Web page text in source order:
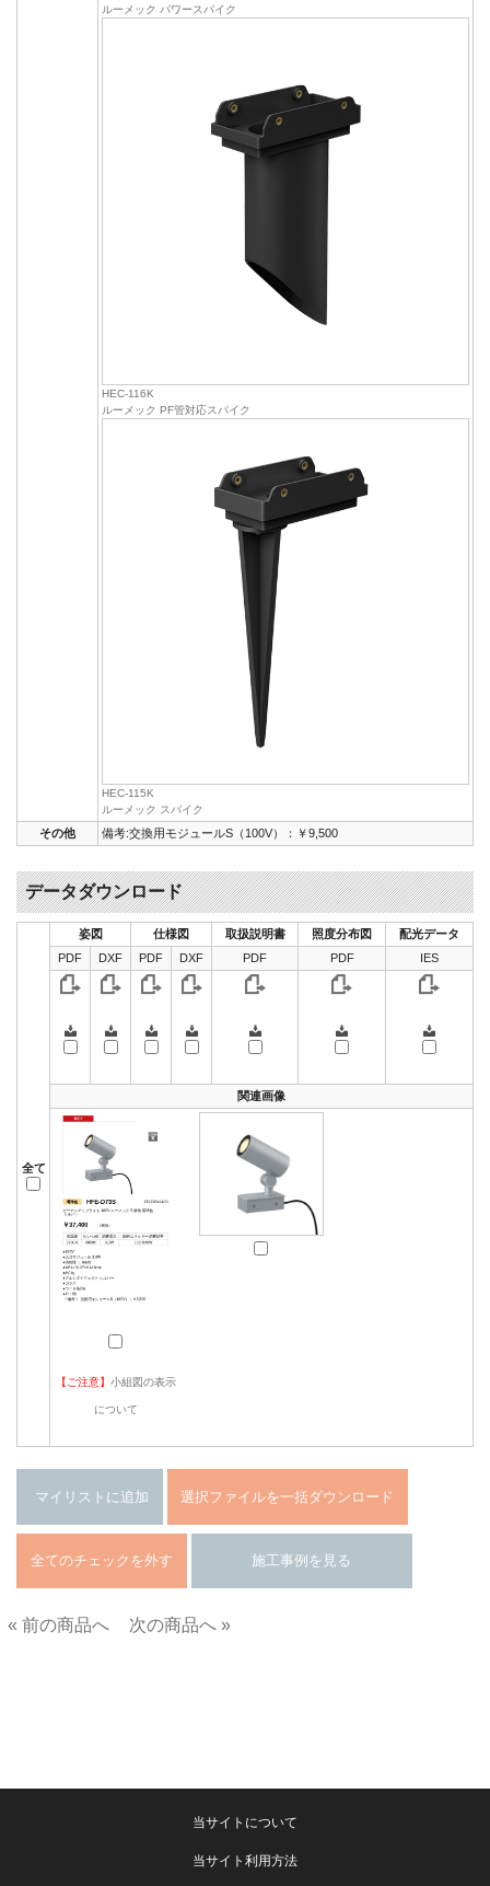
ルーメック パワースパイク
HEC-116K
ルーメック PF管対応スパイク
HEC-115K
ルーメック スパイク
その他 備考:交換用モジュールS（100V）：￥9,500
データダウンロード
全て
姿図 仕様図 取扱説明書 照度分布図
配光データ
PDF
DXF PDF DXF PDF PDF IES
関連画像
【ご注意】 小組図の表示
について
« 前の商品へ
次の商品へ »
当サイトについて
当サイト利用方法